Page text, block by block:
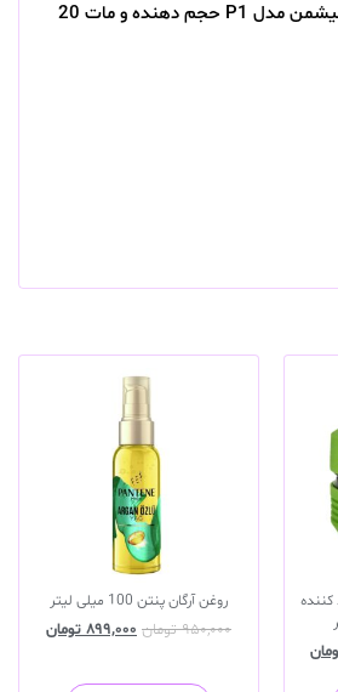
پودر حالت دهنده مو نیشمن مدل P1 حجم دهنده و مات 20
03 ایجاد کننده
روغن آرگان پنتن 100 میلی لیتر
۹۵۰,۰۰۰ تومان ۸۹۹,۰۰۰ تومان